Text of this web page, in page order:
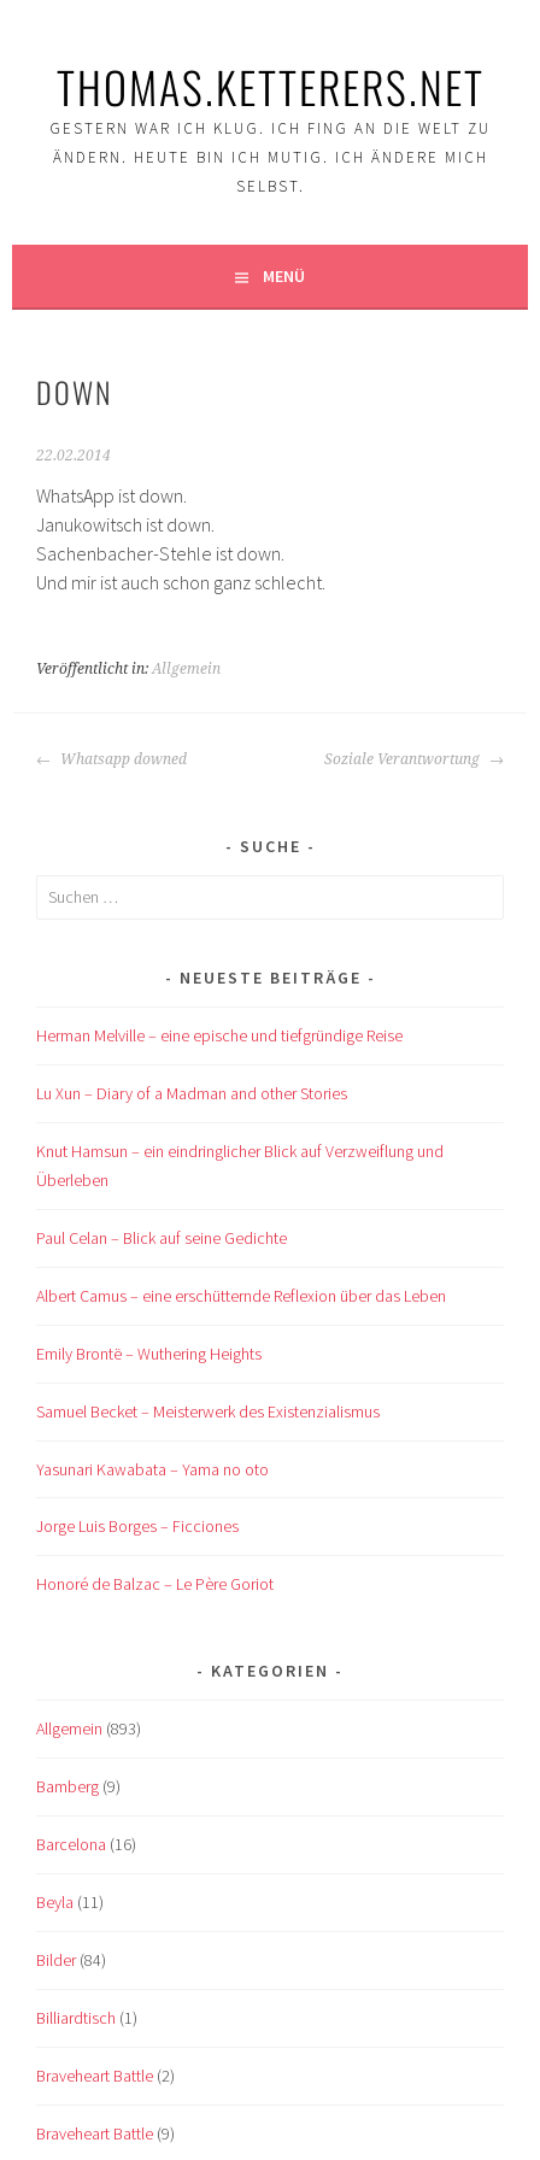
THOMAS.KETTERERS.NET
GESTERN WAR ICH KLUG. ICH FING AN DIE WELT ZU
ÄNDERN. HEUTE BIN ICH MUTIG. ICH ÄNDERE MICH
SELBST.
MENÜ
DOWN
22.02.2014
WhatsApp ist down.
Janukowitsch ist down.
Sachenbacher-Stehle ist down.
Und mir ist auch schon ganz schlecht.
Veröffentlicht in:Allgemein
BEITRAGS-
Whatsapp downed Soziale Verantwortung
SUCHE
Suchen
NEUESTE BEITRÄGE
Herman Melville – eine epische und tiefgründige Reise
Lu Xun – Diary of a Madman and other Stories
Knut Hamsun – ein eindringlicher Blick auf Verzweiflung und
Überleben
Paul Celan – Blick auf seine Gedichte
Albert Camus – eine erschütternde Reflexion über das Leben
Emily Brontë – Wuthering Heights
Samuel Becket – Meisterwerk des Existenzialismus
Yasunari Kawabata – Yama no oto
Jorge Luis Borges – Ficciones
Honoré de Balzac – Le Père Goriot
KATEGORIEN
Allgemein (893)
Bamberg (9)
Barcelona (16)
Beyla (11)
Bilder(84)
Billiardtisch (1)
Braveheart Battle (2)
Braveheart Battle (9)